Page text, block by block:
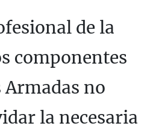
de la
componentes
Armadas no
la necesaria